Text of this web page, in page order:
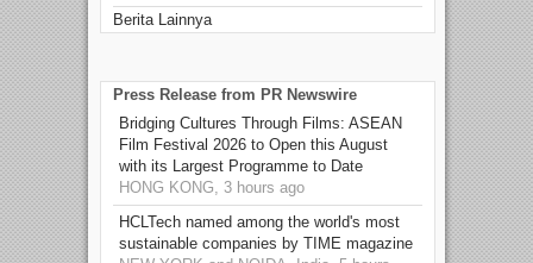
Berita Lainnya
Press Release from PR Newswire
Bridging Cultures Through Films: ASEAN
Film Festival 2026 to Open this August
with its Largest Programme to Date
HONG KONG, 3 hours ago
HCLTech named among the world's most
sustainable companies by TIME magazine